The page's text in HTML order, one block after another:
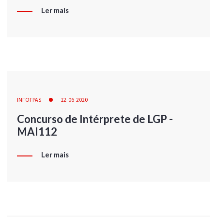
Ler mais
INFOFPAS 12-06-2020
Concurso de Intérprete de LGP -
MAI112
Ler mais